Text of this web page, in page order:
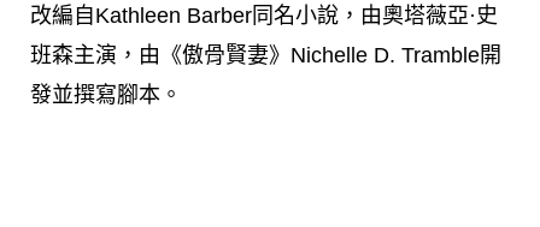
改編自Kathleen Barber同名小說，由奧塔薇亞·史
班森主演，由《傲骨賢妻》Nichelle D. Tramble開
發並撰寫腳本。